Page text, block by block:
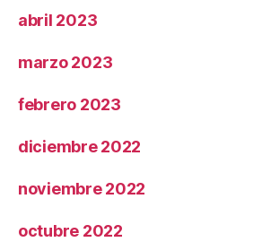
abril 2023
marzo 2023
febrero 2023
diciembre 2022
noviembre 2022
octubre 2022